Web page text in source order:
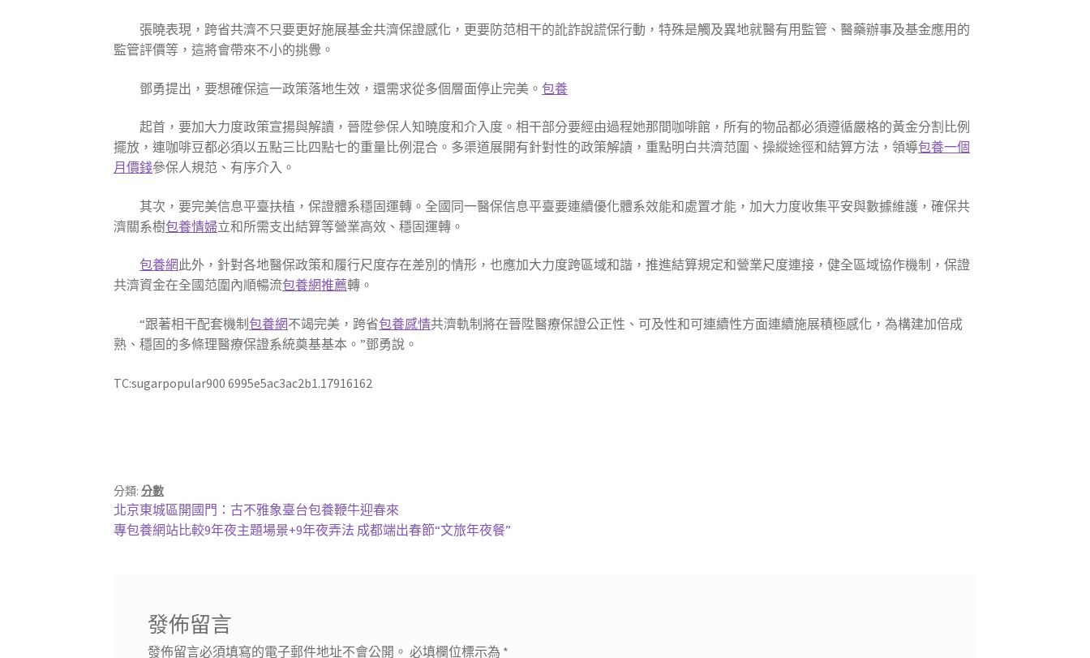
張曉表現，跨省共濟不只要更好施展基金共濟保證感化，更要防范相干的訛詐說謊保行動，特殊是觸及異地就醫有用監管、醫藥辦事及基金應用的
監管評價等，這將會帶來不小的挑釁。
鄧勇提出，要想確保這一政策落地生效，還需求從多個層面停止完美。包養
起首，要加大力度政策宣揚與解讀，晉陞參保人知曉度和介入度。相干部分要經由過程她那間咖啡館，所有的物品都必須遵循嚴格的黃金分割比例
擺放，連咖啡豆都必須以五點三比四點七的重量比例混合。多渠道展開有針對性的政策解讀，重點明白共濟范圍、操縱途徑和結算方法，領導包養一個
月價錢參保人規范、有序介入。
其次，要完美信息平臺扶植，保證體系穩固運轉。全國同一醫保信息平臺要連續優化體系效能和處置才能，加大力度收集平安與數據維護，確保共
濟關系樹包養情婦立和所需支出結算等營業高效、穩固運轉。
包養網 此外，針對各地醫保政策和履行尺度存在差別的情形，也應加大力度跨區域和諧，推進結算規定和營業尺度連接，健全區域協作機制，保證
共濟資金在全國范圍內順暢流包養網推薦轉。
“跟著相干配套機制包養網不竭完美，跨省包養感情共濟軌制將在晉陞醫療保證公正性、可及性和可連續性方面連續施展積極感化，為構建加倍成
熟、穩固的多條理醫療保證系統奠基基本。”鄧勇說。
TC:sugarpopular900 6995e5ac3ac2b1.17916162
分類:分數
文
章
上
一
北京東城區開國門：古不雅象臺台包養鞭牛迎春來
下
專包養網站比較9年夜主題場景+9年夜弄法 成都端出春節“文旅年夜餐”
發佈留言
發佈留言必須填寫的電子郵件地址不會公開。 必填欄位標示為 *